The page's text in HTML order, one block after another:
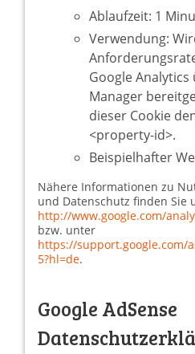
Ablaufzeit: 1
Verwendung:
Google
Manager
dieser Cookie
<property-id>.
Beispielhafter
Nähere Informationen zu
und Datenschutz finden Sie
http://www.google.com/
bzw. unter
https://support.google.com/
5?hl=de.
Google AdSense